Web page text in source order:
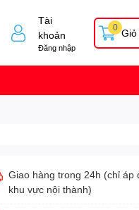
Tài
khoản
Đăng nhập
Giỏ
0
Giao hàng trong 24h (chỉ áp
khu vực nội thành)